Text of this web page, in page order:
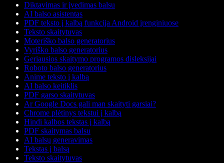
Diktavimas ir įvedimas balsu
AI balso asistentas
PDF teksto į kalbą funkcija Android įrenginiuose
Teksto skaitytuvas
Moteriško balso generatorius
Vyriško balso generatorius
Geriausios skaitymo programos disleksijai
Roboto balso generatorius
Anime teksto į kalbą
AI balso keitiklis
PDF garso skaitytuvas
Ar Google Docs gali man skaityti garsiai?
Chrome plėtinys tekstui į kalbą
Hindi kalbos tekstas į kalbą
PDF skaitymas balsu
AI balsų generavimas
Tekstas į balsą
Teksto skaitytuvas